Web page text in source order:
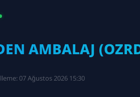
AMBALAJ
07 Ağustos 2026 15:30